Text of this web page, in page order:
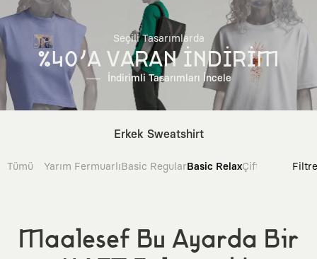
Seçili Tasarımlarda
%40'A VARAN İNDİRİM
İndirimli Tasarımları İncele
Erkek Sweatshirt
Tümü Yarım FermuarlıBasic RegularBasic RelaxÇift Taraflı Filtre
Maalesef Bu Ayarda Bir